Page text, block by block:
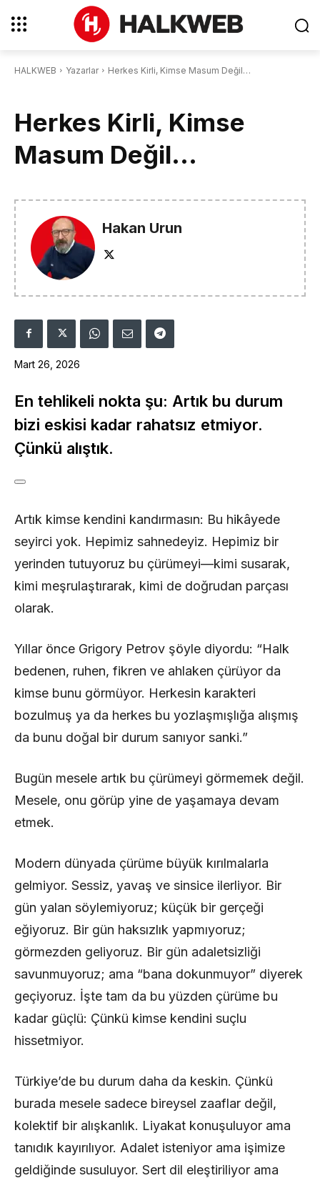
HALKWEB Yazarlar Herkes Kirli, Kimse Masum Değil…
Herkes Kirli, Kimse
Masum Değil…
Hakan Urun
Mart 26, 2026
En tehlikeli nokta şu: Artık bu durum
bizi eskisi kadar rahatsız etmiyor.
Çünkü alıştık.
Artık kimse kendini kandırmasın: Bu hikâyede
seyirci yok. Hepimiz sahnedeyiz. Hepimiz bir
yerinden tutuyoruz bu çürümeyi—kimi susarak,
kimi meşrulaştırarak, kimi de doğrudan parçası
olarak.
Yıllar önce Grigory Petrov şöyle diyordu: “Halk
bedenen, ruhen, fikren ve ahlaken çürüyor da
kimse bunu görmüyor. Herkesin karakteri
bozulmuş ya da herkes bu yozlaşmışlığa alışmış
da bunu doğal bir durum sanıyor sanki.”
Bugün mesele artık bu çürümeyi görmemek değil.
Mesele, onu görüp yine de yaşamaya devam
etmek.
Modern dünyada çürüme büyük kırılmalarla
gelmiyor. Sessiz, yavaş ve sinsice ilerliyor. Bir
gün yalan söylemiyoruz; küçük bir gerçeği
eğiyoruz. Bir gün haksızlık yapmıyoruz;
görmezden geliyoruz. Bir gün adaletsizliği
savunmuyoruz; ama “bana dokunmuyor” diyerek
geçiyoruz. İşte tam da bu yüzden çürüme bu
kadar güçlü: Çünkü kimse kendini suçlu
hissetmiyor.
Türkiye’de bu durum daha da keskin. Çünkü
burada mesele sadece bireysel zaaflar değil,
kolektif bir alışkanlık. Liyakat konuşuluyor ama
tanıdık kayırılıyor. Adalet isteniyor ama işimize
geldiğinde susuluyor. Sert dil eleştiriliyor ama